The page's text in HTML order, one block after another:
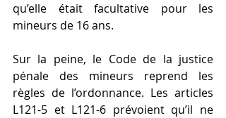
qu’elle était facultative pour les
mineurs de 16 ans.
Sur la peine, le Code de la justice
pénale des mineurs reprend les
règles de l’ordonnance. Les articles
L121-5 et L121-6 prévoient qu’il ne